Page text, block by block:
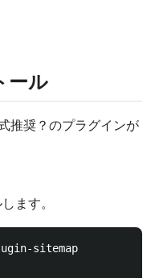
ール
奨？のプラグインが
ます。
sitemap